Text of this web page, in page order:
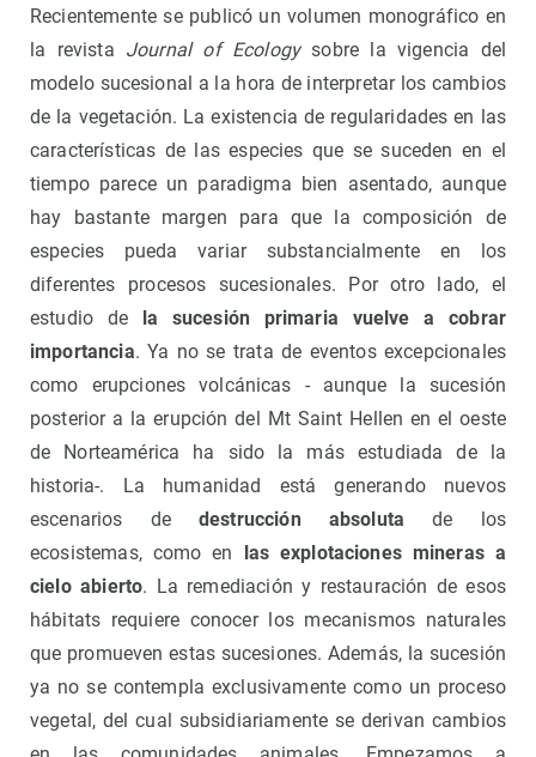
Recientemente se publicó un volumen monográfico en
la revista Journal of Ecologysobre la vigencia del
modelo sucesional a la hora de interpretar los cambios
de la vegetación. La existencia de regularidades en las
características de las especies que se suceden en el
tiempo parece un paradigma bien asentado, aunque
hay bastante margen para que la composición de
especies pueda variar substancialmente en los
diferentes procesos sucesionales. Por otro lado, el
estudio de la sucesión primaria vuelve a cobrar
importancia. Ya no se trata de eventos excepcionales
como erupciones volcánicas - aunque la sucesión
posterior a la erupción del Mt Saint Hellen en el oeste
de Norteamérica ha sido la más estudiada de la
historia-. La humanidad está generando nuevos
escenarios dedestrucción absoluta de los
ecosistemas, como en las explotaciones mineras a
cielo abierto. La remediación y restauración de esos
hábitats requiere conocer los mecanismos naturales
que promueven estas sucesiones. Además, la sucesión
ya no se contempla exclusivamente como un proceso
vegetal, del cual subsidiariamente se derivan cambios